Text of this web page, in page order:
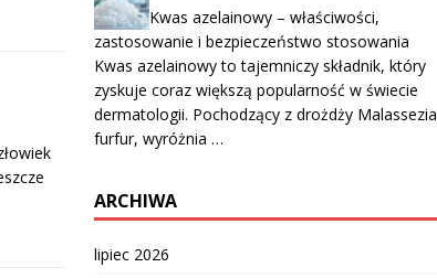
Kwas azelainowy – właściwości,
zastosowanie i bezpieczeństwo stosowania
Kwas azelainowy to tajemniczy składnik, który
zyskuje coraz większą popularność w świecie
dermatologii. Pochodzący z drożdży Malassezia
furfur, wyróżnia …
ARCHIWA
lipiec 2026